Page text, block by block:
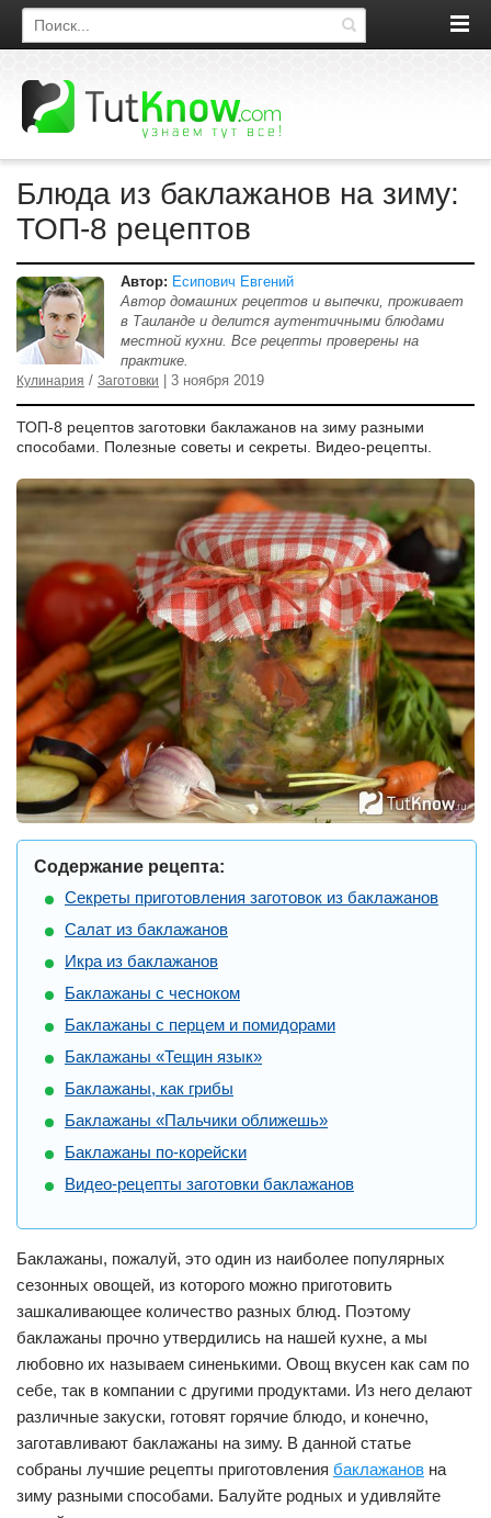
Поиск по сайту
Блюда из баклажанов на зиму:
ТОП-8 рецептов
Автор: Есипович Евгений
Автор домашних рецептов и выпечки, проживает
в Таиланде и делится аутентичными блюдами
местной кухни. Все рецепты проверены на
практике.
Кулинария / Заготовки | 3 ноября 2019
ТОП-8 рецептов заготовки баклажанов на зиму разными
способами. Полезные советы и секреты. Видео-рецепты.
Содержание рецепта:
Секреты приготовления заготовок из баклажанов
Салат из баклажанов
Икра из баклажанов
Баклажаны с чесноком
Баклажаны с перцем и помидорами
Баклажаны «Тещин язык»
Баклажаны, как грибы
Баклажаны «Пальчики оближешь»
Баклажаны по-корейски
Видео-рецепты заготовки баклажанов
Баклажаны, пожалуй, это один из наиболее популярных
сезонных овощей, из которого можно приготовить
зашкаливающее количество разных блюд. Поэтому
баклажаны прочно утвердились на нашей кухне, а мы
любовно их называем синенькими. Овощ вкусен как сам по
себе, так в компании с другими продуктами. Из него делают
различные закуски, готовят горячие блюдо, и конечно,
заготавливают баклажаны на зиму. В данной статье
собраны лучшие рецепты приготовления баклажанов на
зиму разными способами. Балуйте родных и удивляйте